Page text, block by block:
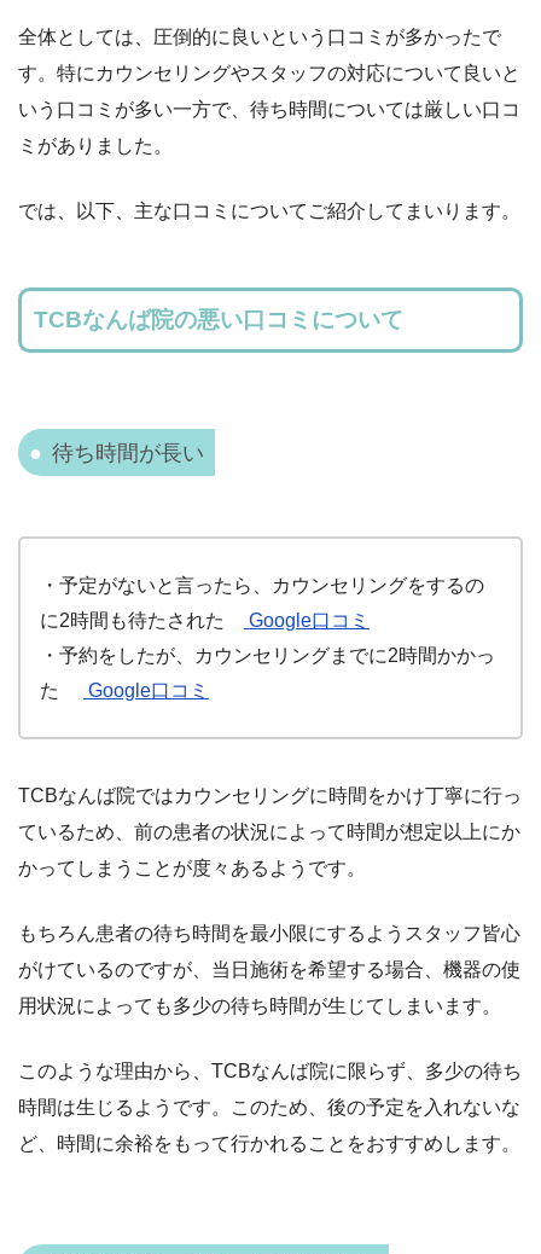
全体としては、 圧倒的に 良いという口コミが多かったで
す。特に カウンセリングやスタッフの対応について良いと
いう口コミが多い一方で、 待ち時間については厳しい口コ
ミがありました。
では、以下、主な口コミについてご紹介してまいります。
TCBなんば院の悪い口コミについて
待ち時間が長い
・予定がないと言ったら、カウンセリングをするの
に2時間も待たされた
Google口コミ
・予約をしたが、カウンセリングまでに2時間かかっ
た
Google口コミ
TCBなんば院ではカウンセリングに時間をかけ丁寧に行っ
ているため、前の患者の状況によって時間が想定以上にか
かってしまうことが度々あるようです。
もちろん患者の待ち時間を最小限にするようスタッフ皆心
がけているのですが、当日施術を希望する場合、機器の使
用状況によっても多少の待ち時間が生じてしまいます。
このような理由から、TCBなんば院に限らず、多少の待ち
時間は生じるようです。このため、後の予定を入れないな
ど、時間に余裕をもって行かれることをおすすめします。